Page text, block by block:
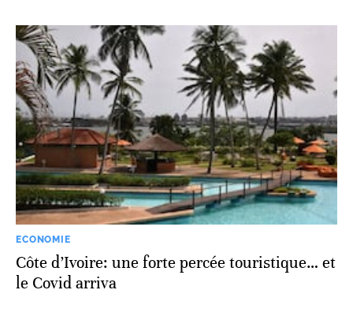
ECONOMIE
Côte d’Ivoire: une forte percée touristique… et
le Covid arriva